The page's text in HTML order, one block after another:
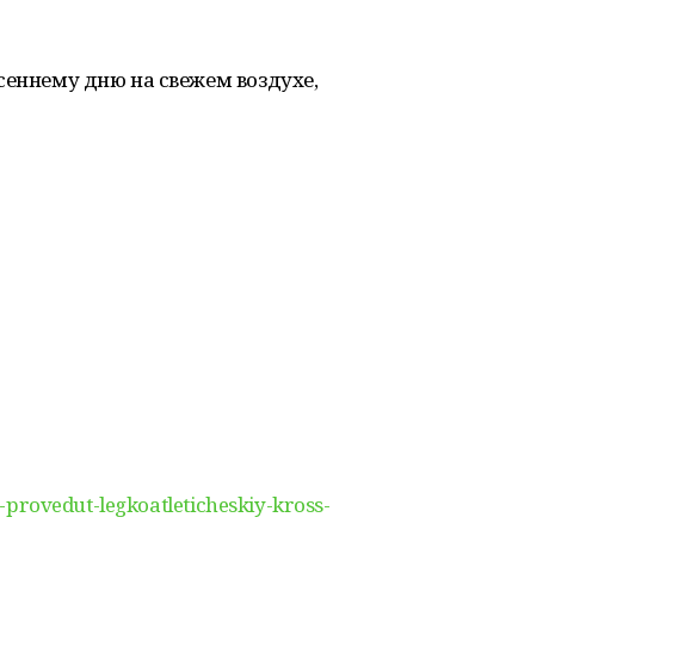
дню на свежем воздухе,
legkoatleticheskiy-kross-